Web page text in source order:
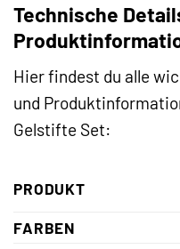
Technische
Hier findest du alle
und
Gelstifte Set:
PRODUKT
FARBEN